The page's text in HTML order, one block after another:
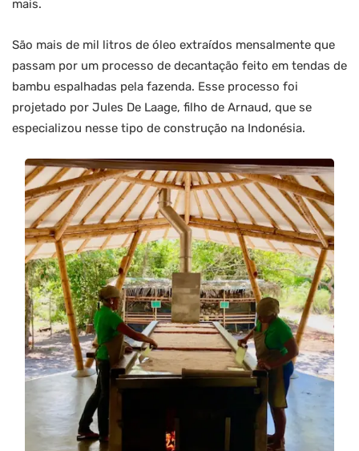
mais.
São mais de mil litros de óleo extraídos mensalmente que
passam por um processo de decantação feito em tendas de
bambu espalhadas pela fazenda. Esse processo foi
projetado por Jules De Laage, filho de Arnaud, que se
especializou nesse tipo de construção na Indonésia.